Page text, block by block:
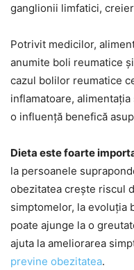
ganglionii limfatici,
Potrivit medicilor,
anumite boli reumatice
cazul bolilor reumatice
inflamatoare,
o influență benefică
Dieta este foarte
la persoanele
obezitatea crește riscul
simptomelor, la evoluția
poate ajunge la o
ajuta la ameliorarea
previne obezitatea.